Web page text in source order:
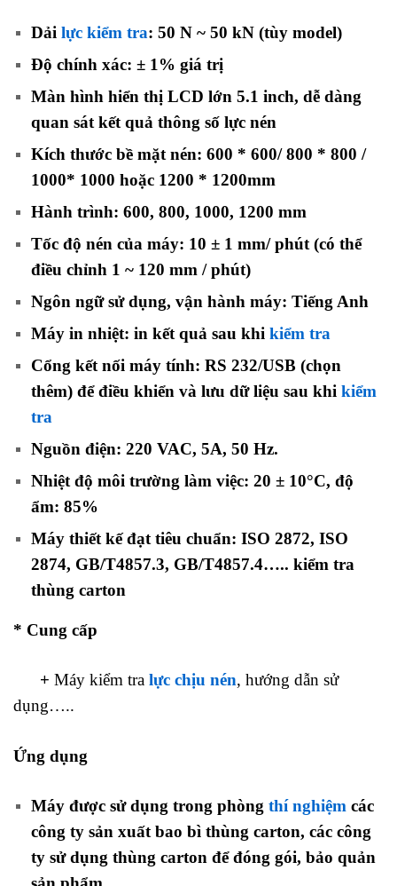
Dải lực kiểm tra: 50 N ~ 50 kN (tùy model)
Độ chính xác: ± 1% giá trị
Màn hình hiển thị LCD lớn 5.1 inch, dễ dàng
quan sát kết quả thông số lực nén
Kích thước bề mặt nén: 600 * 600/ 800 * 800 /
1000* 1000 hoặc 1200 * 1200mm
Hành trình: 600, 800, 1000, 1200 mm
Tốc độ nén của máy: 10 ± 1 mm/ phút (có thể
điều chỉnh 1 ~ 120 mm / phút)
Ngôn ngữ sử dụng, vận hành máy: Tiếng Anh
Máy in nhiệt: in kết quả sau khi kiểm tra
Cổng kết nối máy tính: RS 232/USB (chọn
thêm) để điều khiển và lưu dữ liệu sau khi kiểm
tra
Nguồn điện: 220 VAC, 5A, 50 Hz.
Nhiệt độ môi trường làm việc: 20 ± 10°C, độ
ẩm: 85%
Máy thiết kế đạt tiêu chuẩn: ISO 2872, ISO
2874, GB/T4857.3, GB/T4857.4….. kiểm tra
thùng carton
* Cung cấp
+ Máy kiểm tra lực chịu nén, hướng dẫn sử
dụng…..
Ứng dụng
Máy được sử dụng trong phòng thí nghiệm các
công ty sản xuất bao bì thùng carton, các công
ty sử dụng thùng carton để đóng gói, bảo quản